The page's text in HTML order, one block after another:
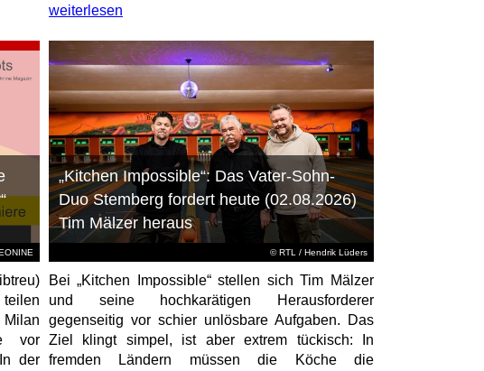
weiterlesen
teilen
Milan
vor
der
© RTL/ Hendrik Lüders
„Kitchen Impossible“: Das Vater-Sohn-
Duo Stemberg fordert heute (02.08.2026)
Tim Mälzer heraus
Bei „Kitchen Impossible“ stellen sich Tim Mälzer
und seine hochkarätigen Herausforderer
gegenseitig vor schier unlösbare Aufgaben. Das
Ziel klingt simpel, ist aber extrem tückisch: In
fremden Ländern müssen die Köche die